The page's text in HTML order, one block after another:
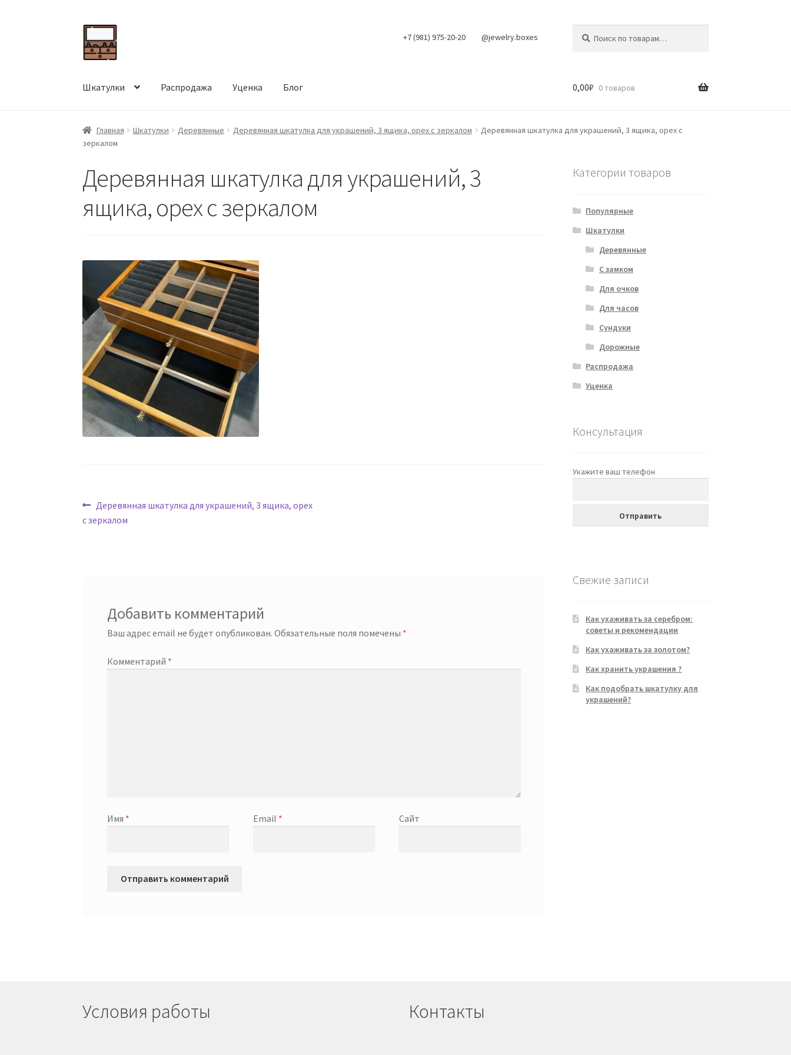
Перейти
к
навигации
Перейти
к
содержимому
+7 (981) 975-20-20 @jewelry.boxes
Шкатулки Распродажа Уценка Блог 0,00₽ 0 товаров
Главная Шкатулки Деревянные Деревянная шкатулка для украшений, 3 ящика, орех с зеркалом
Деревянная шкатулка для украшений, 3 ящика, орех с
зеркалом
Деревянная шкатулка для украшений, 3
ящика, орех с зеркалом
Навигация
по
Предыдущая
запись:
Деревянная шкатулка для украшений, 3 ящика, орех
с зеркалом
Добавить комментарий
Ваш адрес email не будет опубликован. Обязательные поля помечены *
Комментарий *
Имя * Email * Сайт
Категории товаров
Популярные
Шкатулки
Деревянные
С замком
Для очков
Для часов
Сундуки
Дорожные
Распродажа
Уценка
Консультация
Укажите ваш телефон
Свежие записи
Как ухаживать за серебром:
советы и рекомендации
Как ухаживать за золотом?
Как хранить украшения ?
Как подобрать шкатулку для
украшений?
Условия работы Контакты